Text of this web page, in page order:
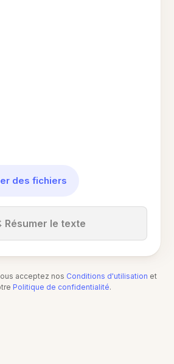
des fichiers
Résumer le texte
acceptez nos Conditions d'utilisation et
Politique de confidentialité.